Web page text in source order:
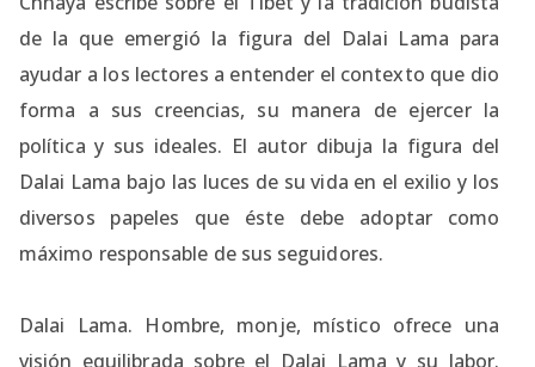
de la que emergió la figura del Dalai Lama para
ayudar a los lectores a entender el contexto que dio
forma a sus creencias, su manera de ejercer la
política y sus ideales. El autor dibuja la figura del
Dalai Lama bajo las luces de su vida en el exilio y los
diversos papeles que éste debe adoptar como
máximo responsable de sus seguidores.
Dalai Lama. Hombre, monje, místico ofrece una
visión equilibrada sobre el Dalai Lama y su labor.